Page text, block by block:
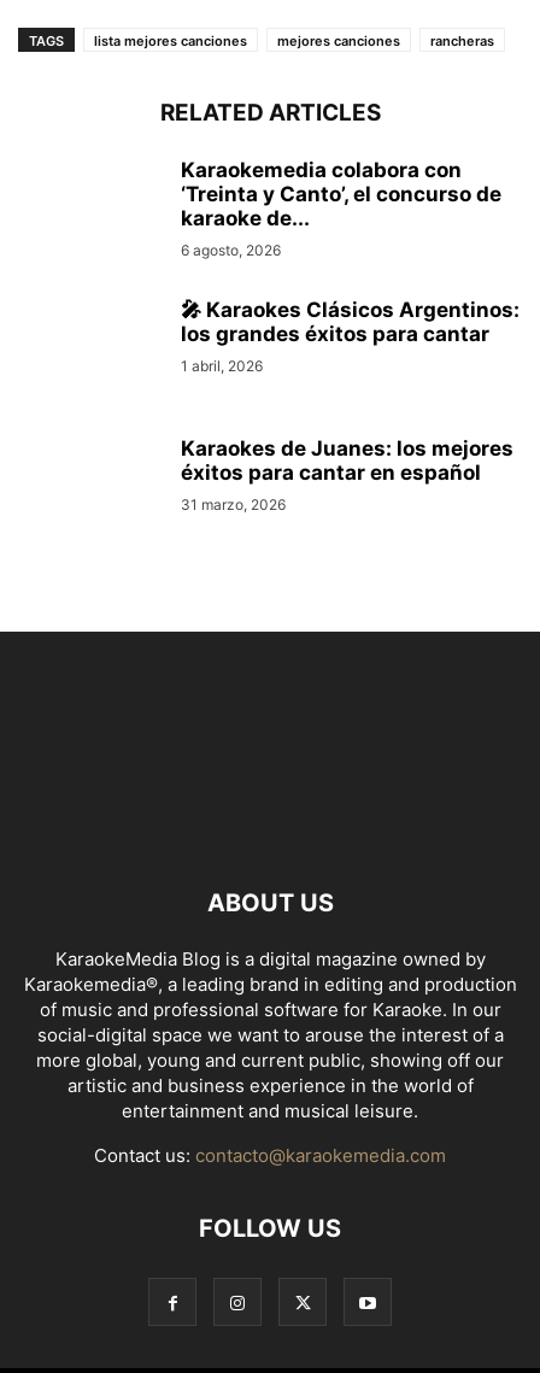
TAGS lista mejores canciones mejores canciones rancheras
RELATED ARTICLES
Karaokemedia colabora con
‘Treinta y Canto’, el concurso de
karaoke de...
6 agosto, 2026
🎤 Karaokes Clásicos Argentinos:
los grandes éxitos para cantar
1 abril, 2026
Karaokes de Juanes: los mejores
éxitos para cantar en español
31 marzo, 2026
ABOUT US
KaraokeMedia Blog is a digital magazine owned by
Karaokemedia®, a leading brand in editing and production
of music and professional software for Karaoke. In our
social-digital space we want to arouse the interest of a
more global, young and current public, showing off our
artistic and business experience in the world of
entertainment and musical leisure.
Contact us: contacto@karaokemedia.com
FOLLOW US